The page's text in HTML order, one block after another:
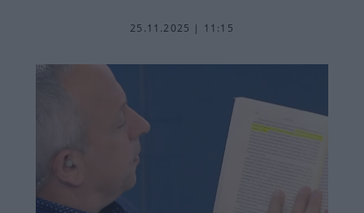
25.11.2025 | 11:15